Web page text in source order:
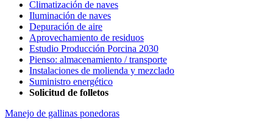
Climatización de naves
Iluminación de naves
Depuración de aire
Aprovechamiento de residuos
Estudio Producción Porcina 2030
Pienso: almacenamiento / transporte
Instalaciones de molienda y mezclado
Suministro energético
Solicitud de folletos
Manejo de gallinas ponedoras